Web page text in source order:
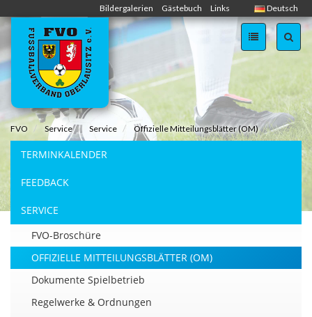
navigation
Deutsch
Bildergalerien Gästebuch Links
FVO Service Service Offizielle Mitteilungsblätter (OM)
TERMINKALENDER
FEEDBACK
SERVICE
FVO-Broschüre
OFFIZIELLE MITTEILUNGSBLÄTTER (OM)
Dokumente Spielbetrieb
Regelwerke & Ordnungen